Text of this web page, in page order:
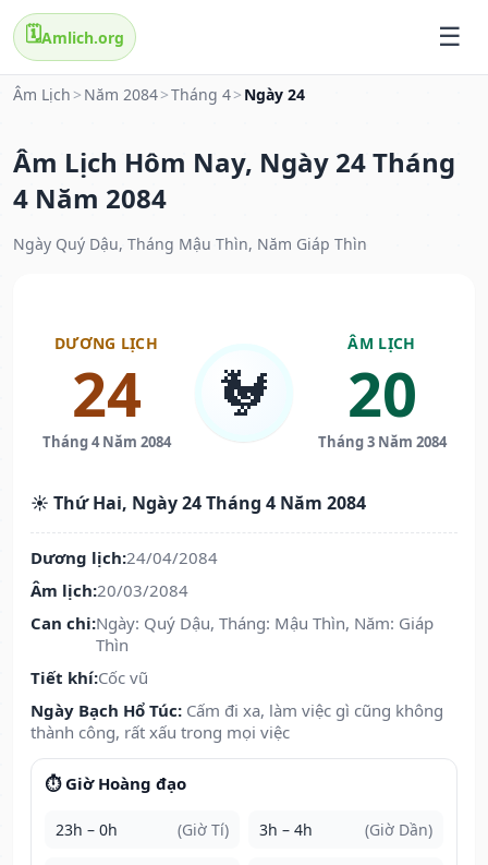
🗓️Amlich.org
Âm Lịch > Năm 2084>Tháng 4> Ngày 24
Âm Lịch Hôm Nay, Ngày 24 Tháng
4 Năm 2084
Ngày Quý Dậu, Tháng Mậu Thìn, Năm Giáp Thìn
DƯƠNG LỊCH
24
Tháng 4 Năm 2084
🐓
ÂM LỊCH
20
Tháng 3 Năm 2084
☀️ Thứ Hai, Ngày 24 Tháng 4 Năm 2084
Dương lịch:24/04/2084
Âm lịch:20/03/2084
Can chi:Ngày: Quý Dậu, Tháng: Mậu Thìn, Năm: Giáp
Thìn
Tiết khí:Cốc vũ
Ngày Bạch Hổ Túc: Cấm đi xa, làm việc gì cũng không
thành công, rất xấu trong mọi việc
⏱️ Giờ Hoàng đạo
23h – 0h (Giờ Tí) 3h – 4h (Giờ Dần)